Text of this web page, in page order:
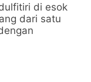
di esok
dari satu